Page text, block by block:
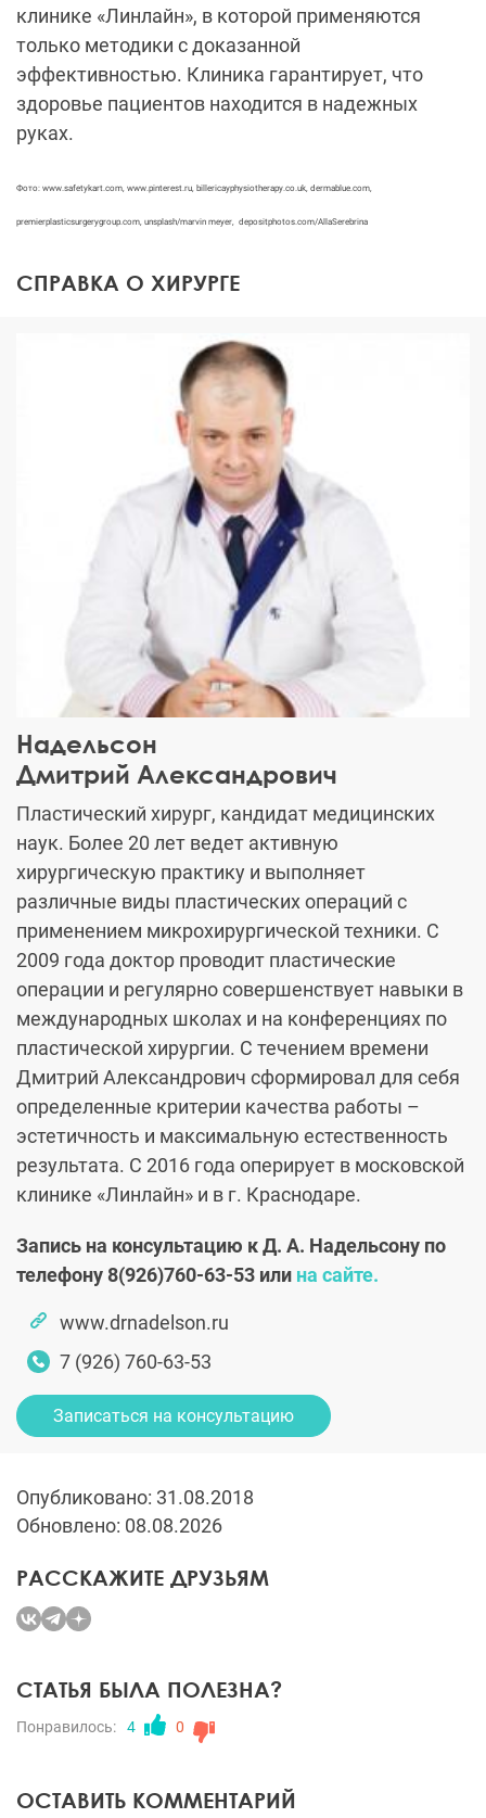
клинике «Линлайн», в которой применяются
только методики с доказанной
эффективностью. Клиника гарантирует, что
здоровье пациентов находится в надежных
руках.
Фото: www.safetykart.com, www.pinterest.ru, billericayphysiotherapy.co.uk, dermablue.com,
premierplasticsurgerygroup.com, unsplash/marvin meyer, depositphotos.com/AllaSerebrina
СПРАВКА О ХИРУРГЕ
Надельсон
Дмитрий Александрович
Пластический хирург, кандидат медицинских
наук. Более 20 лет ведет активную
хирургическую практику и выполняет
различные виды пластических операций с
применением микрохирургической техники. С
2009 года доктор проводит пластические
операции и регулярно совершенствует навыки в
международных школах и на конференциях по
пластической хирургии. С течением времени
Дмитрий Александрович сформировал для себя
определенные критерии качества работы –
эстетичность и максимальную естественность
результата. С 2016 года оперирует в московской
клинике «Линлайн» и в г. Краснодаре.
Запись на консультацию к Д. А. Надельсону по
телефону8(926)760-63-53 или на сайте.
www.drnadelson.ru
7 (926) 760-63-53
Записаться на консультацию
Опубликовано: 31.08.2018
Обновлено: 08.08.2026
РАССКАЖИТЕ ДРУЗЬЯМ
СТАТЬЯ БЫЛА ПОЛЕЗНА?
Понравилось: 4 0
ОСТАВИТЬ КОММЕНТАРИЙ